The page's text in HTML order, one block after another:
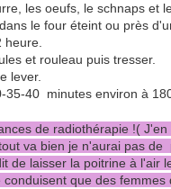
les oeufs, le schnaps et
le four éteint ou près
heure.
et rouleau puis tresser.
lever.
35-40 minutes environ à
de radiothérapie !(
va bien je n'aurai pas de
de laisser la poitrine à l'air
conduisent que des femmes